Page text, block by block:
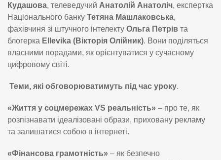
Кудашова, телеведучий Анатолій Анатоліч, експертка
Національного банку Тетяна Машлаковська,
фахівчиня зі штучного інтелекту Ольга Петрів та
блогерка Ellevika (Вікторія Олійник). Вони поділяться
власними порадами, як орієнтуватися у сучасному
цифровому світі.
Теми, які обговорюватимуть під час уроку.
«Життя у соцмережах VS реальність» – про те, як
розпізнавати ідеалізовані образи, приховану рекламу
та залишатися собою в інтернеті.
«Фінансова грамотність» – як безпечно